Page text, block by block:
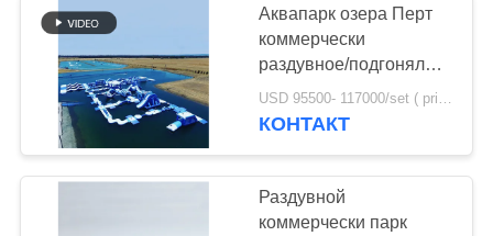
ПУТЕШЕСТВИЕ
ФАБРИКИ
ПРОВЕРКА
КАЧЕСТВА
Аквапарк озера Перт
коммерчески
раздувное/подгоняло
огромную плавая
спортивную площадку
USD 95500- 117000/set ( price just for reference, detailed prices need to be confirmed) MOQ:1 набор или частей всего парка
КОНТАКТ
Раздувной
коммерчески парк